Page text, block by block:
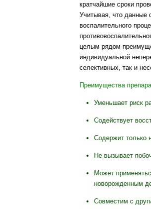
кратчайшие сроки
Учитывая, что данные
воспалительного
целым рядом
индивидуальной
селективных, так и
Преимущества
Уменьшает риск
Содействует
Содержит только
Не вызывает
Может
новорожденным
Совместим с